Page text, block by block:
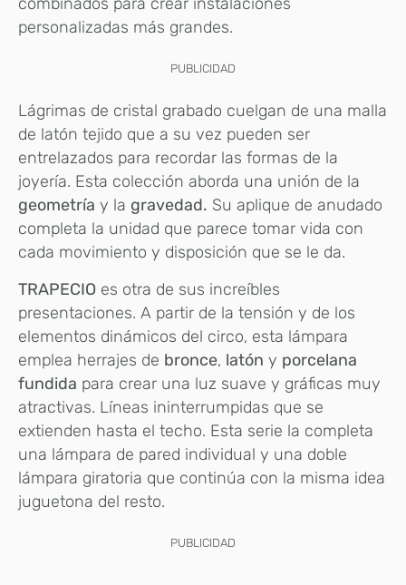
combinados para crear instalaciones
personalizadas más grandes.
PUBLICIDAD
Lágrimas de cristal grabado cuelgan de una malla
de latón tejido que a su vez pueden ser
entrelazados para recordar las formas de la
joyería. Esta colección aborda una unión de la
geometría y la gravedad. Su aplique de anudado
completa la unidad que parece tomar vida con
cada movimiento y disposición que se le da.
TRAPECIO es otra de sus increíbles
presentaciones. A partir de la tensión y de los
elementos dinámicos del circo, esta lámpara
emplea herrajes de bronce, latón y porcelana
fundida para crear una luz suave y gráficas muy
atractivas. Líneas ininterrumpidas que se
extienden hasta el techo. Esta serie la completa
una lámpara de pared individual y una doble
lámpara giratoria que continúa con la misma idea
juguetona del resto.
PUBLICIDAD